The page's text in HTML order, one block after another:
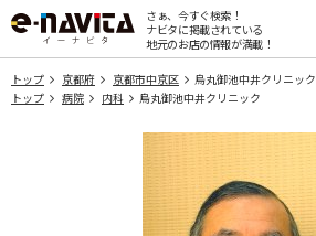
さぁ、今すぐ検索！
ナビタに掲載されている
地元のお店の情報が満載！
トップ 京都府 京都市中京区
烏丸御池中井クリニック
トップ
病院 内科 烏丸御池中井クリニック